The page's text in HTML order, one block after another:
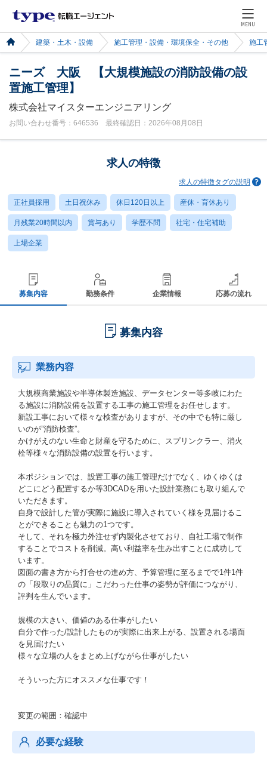
MENU
建築・土木・設備 施工管理・設備・環境保全・その他 施工
ニーズ 大阪 【大規模施設の消防設備の設
置施工管理】
株式会社マイスターエンジニアリング
お問い合わせ番号：646536 最終確認日：2026年08月08日
求人の特徴
求人の特徴タグの説明
正社員採用 土日祝休み 休日120日以上 産休・育休あり
月残業20時間以内 賞与あり 学歴不問 社宅・住宅補助
上場企業
募集内容 勤務条件 企業情報 応募の流れ
募集内容
業務内容
大規模商業施設や半導体製造施設、データセンター等多岐にわた
る施設に消防設備を設置する工事の施工管理をお任せします。
新設工事において様々な検査がありますが、その中でも特に厳し
いのが”消防検査”。
かけがえのない生命と財産を守るために、スプリンクラー、消火
栓等様々な消防設備の設置を行います。
本ポジションでは、設置工事の施工管理だけでなく、ゆくゆくは
どこにどう配置するか等3DCADを用いた設計業務にも取り組んで
いただきます。
自身で設計した管が実際に施設に導入されていく様を見届けるこ
とができることも魅力の1つです。
そして、それを極力外注せず内製化させており、自社工場で制作
することでコストを削減。高い利益率を生み出すことに成功して
います。
図面の書き方から打合せの進め方、予算管理に至るまでで1件1件
の「段取りの品質に」こだわった仕事の姿勢が評価につながり、
評判を生んでいます。
規模の大きい、価値のある仕事がしたい
自分で作った/設計したものが実際に出来上がる、設置される場面
を見届けたい
様々な立場の人をまとめ上げながら仕事がしたい
そういった方にオススメな仕事です！
変更の範囲：確認中
必要な経験